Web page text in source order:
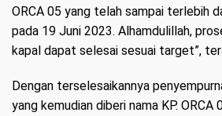
ORCA 05 yang telah sampai terlebih
pada 19 Juni 2023. Alhamdulillah,
kapal dapat selesai sesuai target”,
Dengan terselesaikannya
yang kemudian diberi nama KP. ORCA